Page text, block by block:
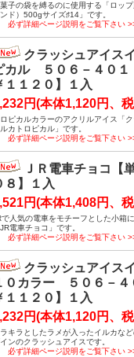
子の袋を縛るのに使用する「ロッ
ド）500gサイズ♯14」です。
ず詳細ページ説明をご覧下さい
クラッシュアイス
カル ５０６－４０
１１２０】１入
円(本体1,120円、
ロピカルカラーのアクリルアイス「
カトロピカル」です。
ず詳細ページ説明をご覧下さい
ＪＲ電車チョコ【
８】１入
円(本体1,408円、
で人気の電車をモチーフとした小箱
JR電車チョコ」です。
ず詳細ページ説明をご覧下さい
クラッシュアイス
０カラー ５０６－４
１１２０】１入
円(本体1,120円、
キラとしたラメが入ったイルカな
ンのクラッシュアイスです。
ず詳細ページ説明をご覧下さい